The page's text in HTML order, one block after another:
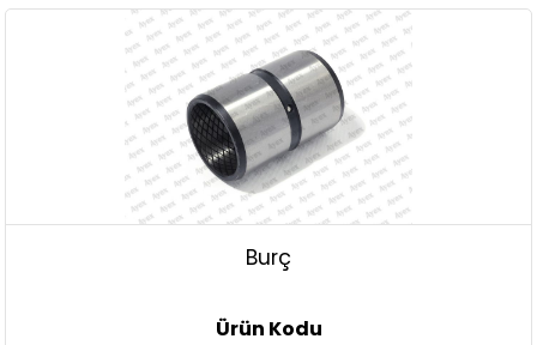
Burç
Ürün Kodu